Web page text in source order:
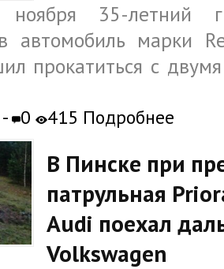
35-летний
автомобиль марки
прокатиться с
0 415 Подробнее
В Пинске при
патрульная
Audi поехал
Volkswagen